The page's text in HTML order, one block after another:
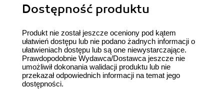
Dostępność produktu
Produkt nie został jeszcze oceniony pod kątem
ułatwień dostępu lub nie podano żadnych informacji o
ułatwieniach dostępu lub są one niewystarczające.
Prawdopodobnie Wydawca/Dostawca jeszcze nie
umożliwił dokonania walidacji produktu lub nie
przekazał odpowiednich informacji na temat jego
dostępności.